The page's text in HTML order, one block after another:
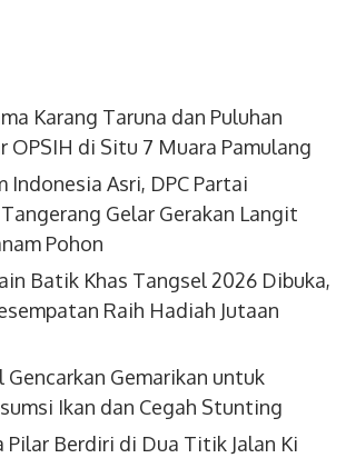
Karang Taruna dan Puluhan
OPSIH di Situ 7 Muara Pamulang
Indonesia Asri, DPC Partai
Gelar Gerakan Langit
Pohon
Batik Khas Tangsel 2026 Dibuka,
Raih Hadiah Jutaan
Gemarikan untuk
Ikan dan Cegah Stunting
Pilar Berdiri di Dua Titik Jalan Ki